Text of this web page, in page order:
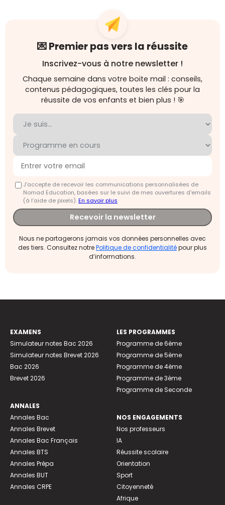
💌 Premier pas vers la réussite
Inscrivez-vous à notre newsletter !
Chaque semaine dans votre boite mail : conseils,
contenus pédagogiques, toutes les clés pour la
réussite de vos enfants et bien plus ! 🎯
J'accepte de recevoir les communications personnalisées de
Nomad Education, basées sur le suivi de mes ouvertures d'emails
(à l’aide de pixels).En savoir plus
Recevoir la newsletter
Nous ne partagerons jamais vos données personnelles avec
des tiers. Consultez notrePolitique de confidentialitépour plus
d’informations.
EXAMENS
Simulateur notes Bac 2026
Simulateur notes Brevet 2026
Bac 2026
Brevet 2026
ANNALES
Annales Bac
Annales Brevet
Annales Bac Français
Annales BTS
Annales Prépa
Annales BUT
Annales CRPE
LES PROGRAMMES
Programme de 6ème
Programme de 5ème
Programme de 4ème
Programme de 3ème
Programme de Seconde
NOS ENGAGEMENTS
Nos professeurs
IA
Réussite scolaire
Orientation
Sport
Citoyenneté
Afrique